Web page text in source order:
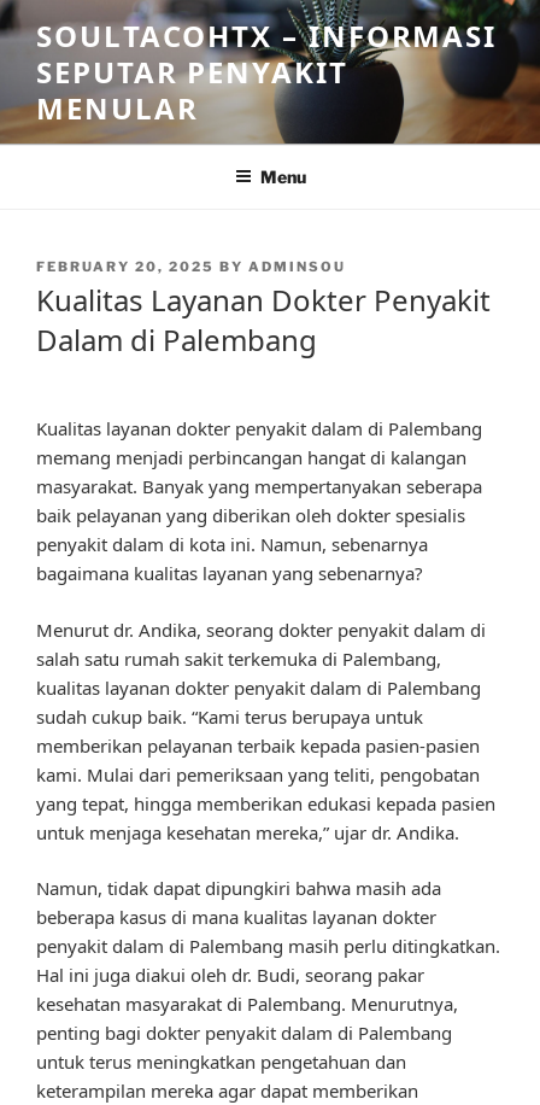
Skip
to
content
SOULTACOHTX – INFORMASI
SEPUTAR PENYAKIT
MENULAR
Menu
POSTED
FEBRUARY 20, 2025 BY ADMINSOU
Kualitas Layanan Dokter Penyakit
Dalam di Palembang
Kualitas layanan dokter penyakit dalam di Palembang
memang menjadi perbincangan hangat di kalangan
masyarakat. Banyak yang mempertanyakan seberapa
baik pelayanan yang diberikan oleh dokter spesialis
penyakit dalam di kota ini. Namun, sebenarnya
bagaimana kualitas layanan yang sebenarnya?
Menurut dr. Andika, seorang dokter penyakit dalam di
salah satu rumah sakit terkemuka di Palembang,
kualitas layanan dokter penyakit dalam di Palembang
sudah cukup baik. “Kami terus berupaya untuk
memberikan pelayanan terbaik kepada pasien-pasien
kami. Mulai dari pemeriksaan yang teliti, pengobatan
yang tepat, hingga memberikan edukasi kepada pasien
untuk menjaga kesehatan mereka,” ujar dr. Andika.
Namun, tidak dapat dipungkiri bahwa masih ada
beberapa kasus di mana kualitas layanan dokter
penyakit dalam di Palembang masih perlu ditingkatkan.
Hal ini juga diakui oleh dr. Budi, seorang pakar
kesehatan masyarakat di Palembang. Menurutnya,
penting bagi dokter penyakit dalam di Palembang
untuk terus meningkatkan pengetahuan dan
keterampilan mereka agar dapat memberikan